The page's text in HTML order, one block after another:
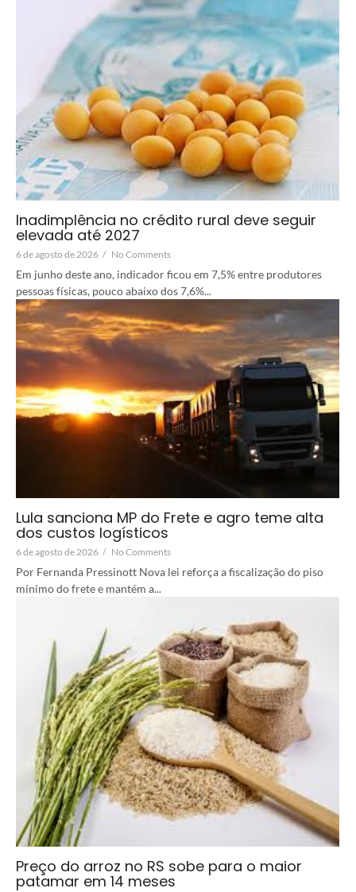
Inadimplência no crédito rural deve seguir
elevada até 2027
6 de agosto de 2026 / No Comments
Em junho deste ano, indicador ficou em 7,5% entre produtores
pessoas físicas, pouco abaixo dos 7,6%...
Lula sanciona MP do Frete e agro teme alta
dos custos logísticos
6 de agosto de 2026 / No Comments
Por Fernanda Pressinott Nova lei reforça a fiscalização do piso
mínimo do frete e mantém a...
Preço do arroz no RS sobe para o maior
patamar em 14 meses